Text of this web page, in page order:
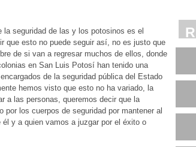
seguridad de las y los potosinos es el
que esto no puede seguir así, no es justo que
de si van a regresar muchos de ellos, donde
en San Luis Potosí han tenido una
de la seguridad pública del Estado
hemos visto que esto no ha variado, la
a las personas, queremos decir que la
los cuerpos de seguridad por mantener al
y a quien vamos a juzgar por el éxito o
R
N